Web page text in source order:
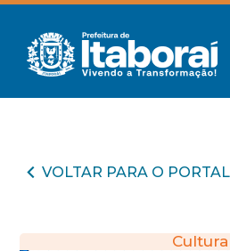
VOLTAR PARA O
Cultura